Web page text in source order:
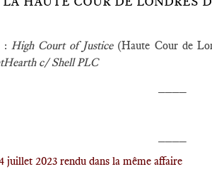
: High Court of Justice(Haute Cour de
c/ Shell PLC
juillet 2023 rendu dans la même affaire